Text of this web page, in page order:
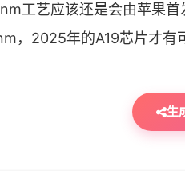
艺应该还是会由苹果首
，2025年的A19芯片才有
生